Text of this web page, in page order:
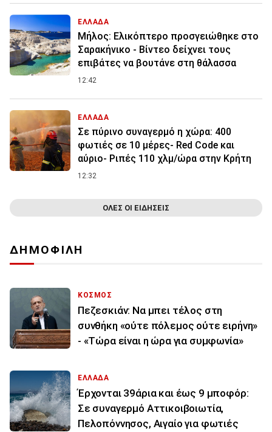
ΕΛΛΑΔΑ
Μήλος: Ελικόπτερο προσγειώθηκε στο
Σαρακήνικο - Βίντεο δείχνει τους
επιβάτες να βουτάνε στη θάλασσα
12:42
ΕΛΛΑΔΑ
Σε πύρινο συναγερμό η χώρα: 400
φωτιές σε 10 μέρες- Red Code και
αύριο- Ριπές 110 χλμ/ώρα στην Κρήτη
12:32
ΟΛΕΣ ΟΙ ΕΙΔΗΣΕΙΣ
ΔΗΜΟΦΙΛΗ
ΚΟΣΜΟΣ
Πεζεσκιάν: Να μπει τέλος στη
συνθήκη «ούτε πόλεμος ούτε ειρήνη»
- «Τώρα είναι η ώρα για συμφωνία»
ΕΛΛΑΔΑ
Έρχονται 39άρια και έως 9 μποφόρ:
Σε συναγερμό Αττικοιβοιωτία,
Πελοπόννησος, Αιγαίο για φωτιές